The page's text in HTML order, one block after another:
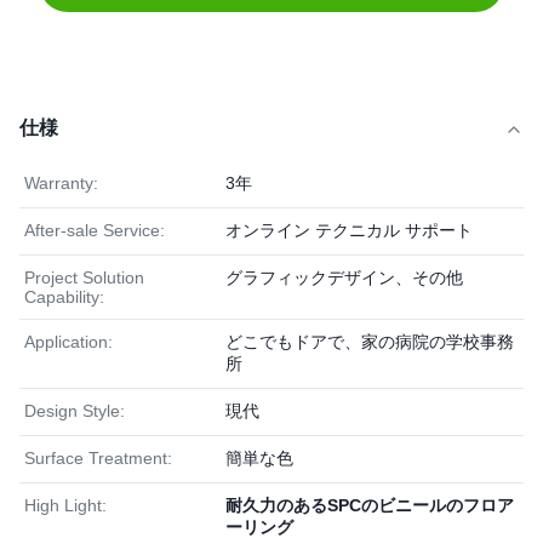
仕様
Warranty: 3年
After-sale Service: オンライン テクニカル サポート
Project Solution
Capability:
グラフィックデザイン、その他
Application:
どこでもドアで、家の病院の学校事務
所
Design Style: 現代
Surface Treatment: 簡単な色
High Light:
耐久力のあるSPCのビニールのフロア
ーリング